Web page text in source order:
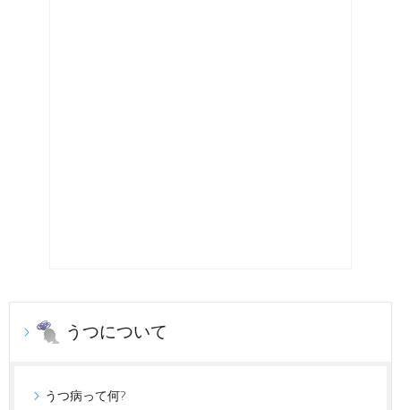
うつについて
うつ病って何?